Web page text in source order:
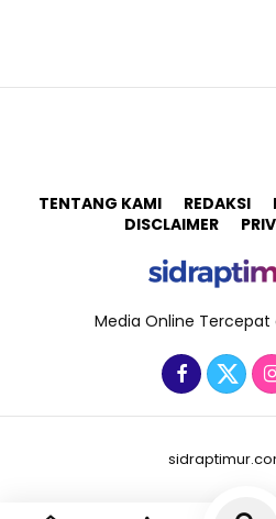
TENTANG KAMI REDAKSI
DISCLAIMER
Media Online